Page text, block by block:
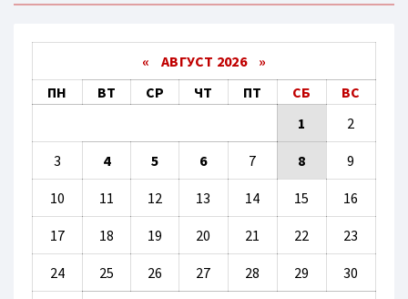
« АВГУСТ 2026 »
ПН
ВТ СР ЧТ ПТ СБ
ВС
1
2
3 4 5 6 7 8 9
10 11 12 13 14 15 16
17 18 19 20 21 22 23
24 25 26 27 28 29 30